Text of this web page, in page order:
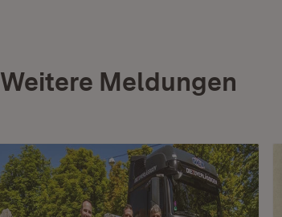
Weitere Meldungen